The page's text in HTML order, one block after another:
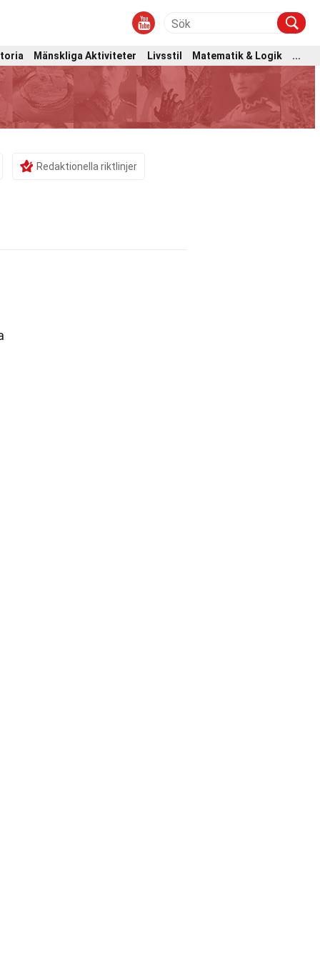
Mänskliga Aktiviteter Livsstil Matematik & Logik ...
Redaktionella riktlinjer